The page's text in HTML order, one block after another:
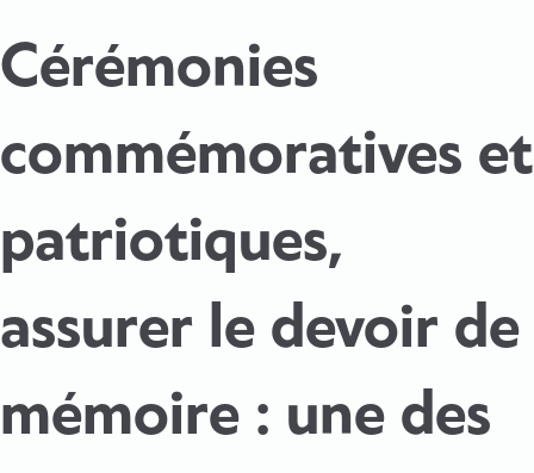
Cérémonies
commémoratives et
patriotiques,
assurer le devoir de
mémoire : une des